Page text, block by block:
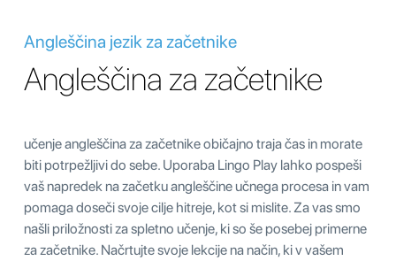
Angleščina jezik za začetnike
Angleščina za začetnike
učenje angleščina za začetnike običajno traja čas in morate
biti potrpežljivi do sebe. Uporaba Lingo Play lahko pospeši
vaš napredek na začetku angleščine učnega procesa in vam
pomaga doseči svoje cilje hitreje, kot si mislite. Za vas smo
našli priložnosti za spletno učenje, ki so še posebej primerne
za začetnike. Načrtujte svoje lekcije na način, ki v vašem